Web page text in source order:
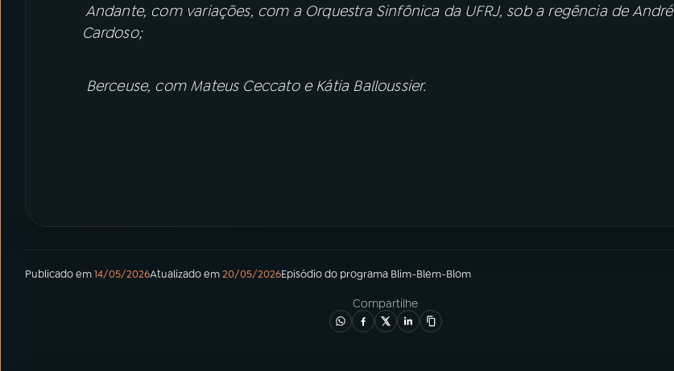
Andante, com variações, com a Orquestra Sinfônica da UFRJ, sob a regência de André
Cardoso;
Berceuse, com Mateus Ceccato e Kátia Balloussier.
Publicado em14/05/2026Atualizado em20/05/2026Episódiodo programa Blim-Blem-Blom
Compartilhe